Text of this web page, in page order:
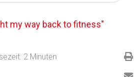
my way back to fitness"
2 Minuten